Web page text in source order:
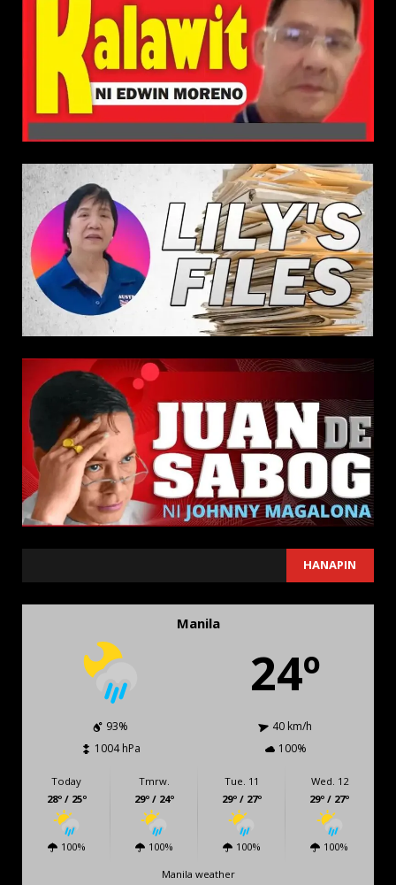
HANAPIN
Manila
24º
93%
40 km/h
1004 hPa
100%
Today
28º / 25º
100%
Tmrw.
29º / 24º
100%
Tue. 11
29º / 27º
100%
Wed. 12
29º / 27º
100%
Manila weather